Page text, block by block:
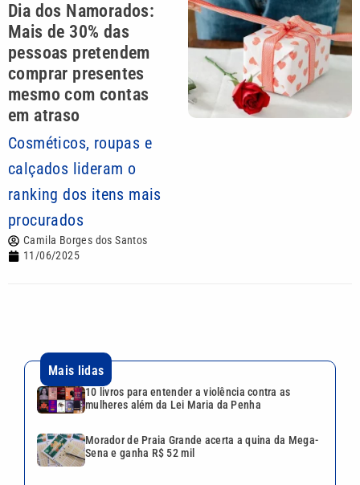
Dia dos Namorados:
Mais de 30% das
pessoas pretendem
comprar presentes
mesmo com contas
em atraso
Cosméticos, roupas e
calçados lideram o
ranking dos itens mais
procurados
Camila Borges dos Santos
11/06/2025
Mais lidas
10 livros para entender a violência contra as
mulheres além da Lei Maria da Penha
Morador de Praia Grande acerta a quina da Mega-
Sena e ganha R$ 52 mil